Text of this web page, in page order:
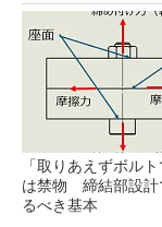
「取りあえずボルト
は禁物 締結部設計
るべき基本